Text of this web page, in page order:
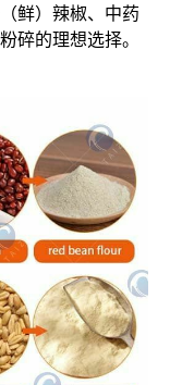
鲜）辣椒、中药
碎的理想选择。